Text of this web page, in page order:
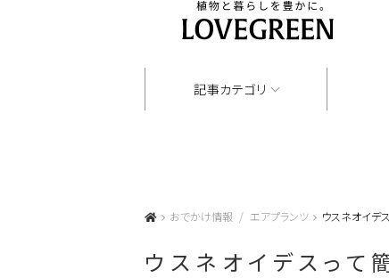
記事カテゴリ
おでかけ情報 エアプランツ ウスネオイデ
ウスネオイデスって